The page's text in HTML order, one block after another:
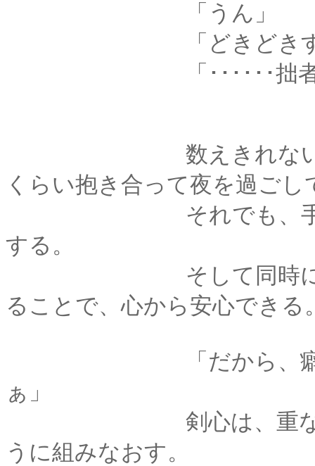
「うん」
「どきどきするけ
「･･････拙者
数えきれないくらい
くらい抱き合って夜を過ごし
それでも、手のひら
する。
そして同時に、手の
ることで、心から安心できる
「だから、癖になっ
ぁ」
剣心は、重なった手
うに組みなおす。